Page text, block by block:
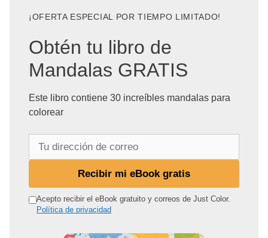
¡OFERTA ESPECIAL POR TIEMPO LIMITADO!
Obtén tu libro de
Mandalas GRATIS
Este libro contiene 30 increíbles mandalas para
colorear
r
Recibir mi eBook gratis
Acepto recibir el eBook gratuito y correos de Just Color.
Política de privacidad